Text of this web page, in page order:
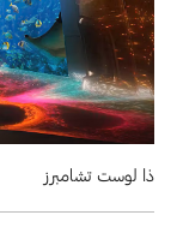
ذا لوست تشامبرز